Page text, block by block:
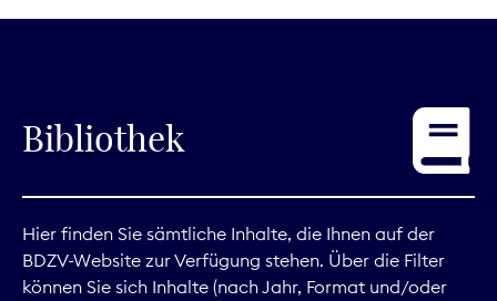
Service
Digitales
Bibliothek
Hier finden Sie sämtliche Inhalte, die Ihnen auf der
BDZV-Website zur Verfügung stehen. Über die Filter
können Sie sich Inhalte (nach Jahr, Format und/oder